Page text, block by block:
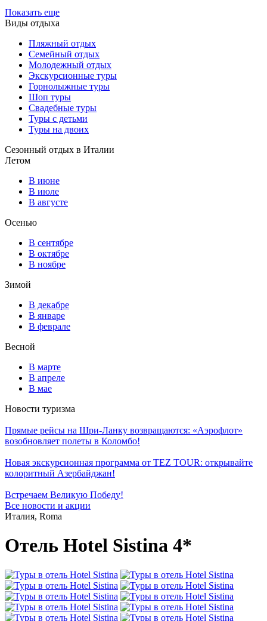
Показать еще
Виды отдыха
Пляжный отдых
Семейный отдых
Молодежный отдых
Экскурсионные туры
Горнолыжные туры
Шоп туры
Свадебные туры
Туры с детьми
Туры на двоих
Сезонный отдых в Италии
Летом
В июне
В июле
В августе
Осенью
В сентябре
В октябре
В ноябре
Зимой
В декабре
В январе
В феврале
Весной
В марте
В апреле
В мае
Новости туризма
Прямые рейсы на Шри-Ланку возвращаются: «Аэрофлот»
возобновляет полеты в Коломбо!
Новая экскурсионная программа от TEZ TOUR: открывайте
колоритный Азербайджан!
Встречаем Великую Победу!
Все новости и акции
Италия, Roma
Отель Hotel Sistina 4*